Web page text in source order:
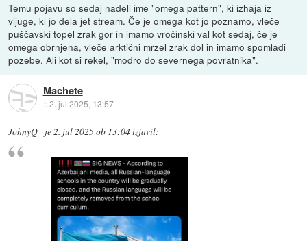
Temu pojavu so sedaj nadeli ime "omega pattern", ki izhaja iz
vijuge, ki jo dela jet stream. Če je omega kot jo poznamo, vleče
puščavski topel zrak gor in imamo vročinski val kot sedaj, če je
omega obrnjena, vleče arktični mrzel zrak dol in imamo spomladi
pozebe. Ali kot si rekel, "modro do severnega povratnika".
Machete
::2. jul 2025, 13:57
JohnyQ_ je2. jul 2025 ob 13:04izjavil: